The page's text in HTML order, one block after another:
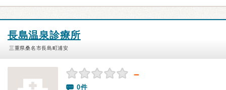
長島温泉診療所
三重県桑名市長島町浦安
－
0件